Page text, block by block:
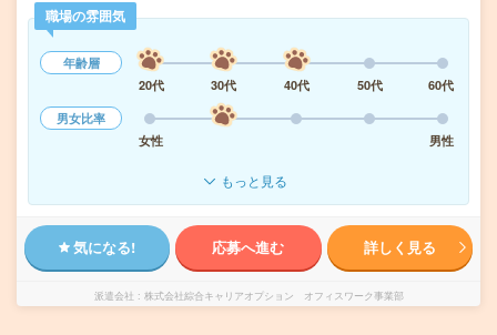
職場の雰囲気
年齢層
20代
30代 40代 50代
60代
男女比率
女性
男性
もっと見る
気になる! 応募へ進む 詳しく見る
派遣会社 株式会社綜合キャリアオプション オフィスワーク事業部